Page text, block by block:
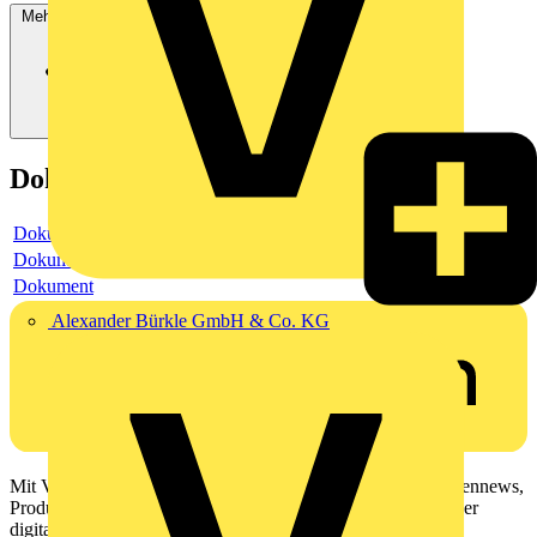
Alexander Bürkle GmbH & Co. KG
Mehr anzeigen
Dokumente
Dokument
Dokument
Dokument
Mit Voltimum erhalten Elektrofachkräfte Zugang zu Branchennews,
Produktinformationen, Schulungen und Tools – alles auf einer
digitalen Plattform und Community.